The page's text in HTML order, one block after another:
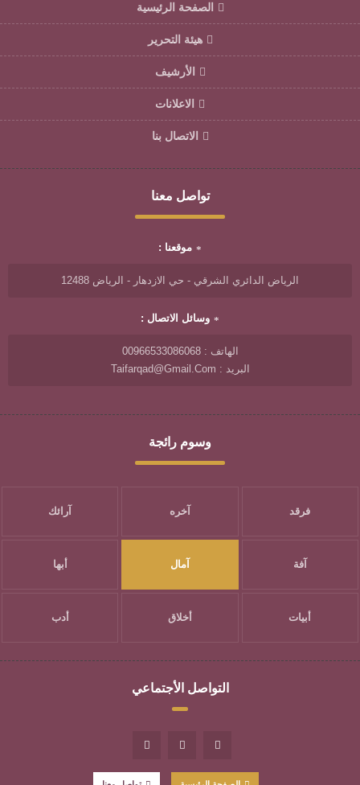
الصفحة الرئيسية
هيئة التحرير
الأرشيف
الاعلانات
الاتصال بنا
تواصل معنا
موقعنا :
الرياض الدائري الشرقي - حي الازدهار - الرياض 12488
وسائل الاتصال :
الهاتف : 00966533086068
البريد : Taifarqad@gmail.com
وسوم رائجة
فرقد آخره آرائك
آفة آمال أبها
أبيات أخلاق أدب
التواصل الأجتماعي